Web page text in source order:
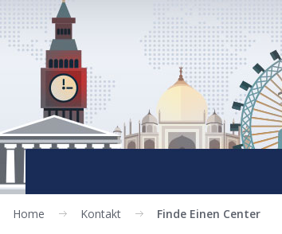
Home Kontakt Finde Einen Center